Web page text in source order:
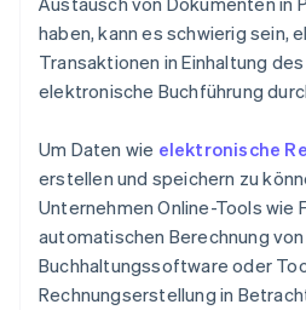
haben, kann es schwierig sein,
Transaktionen in Einhaltung
elektronische Buchführung
Um Daten wie elektronische
erstellen und speichern zu
Unternehmen Online-Tools wie
automatischen Berechnung
Buchhaltungssoftware oder
Rechnungserstellung in